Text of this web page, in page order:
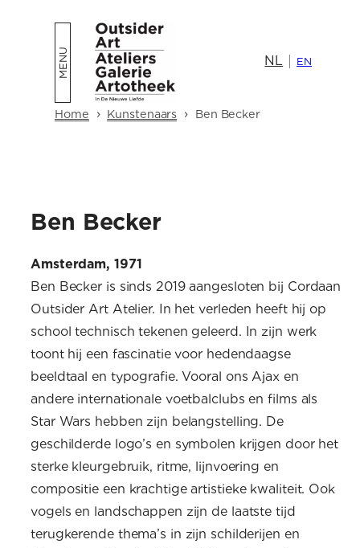
Home › Kunstenaars › Ben Becker
NL EN
Ben Becker
Amsterdam, 1971
Ben Becker is sinds 2019 aangesloten bij Cordaan
Outsider Art Atelier. In het verleden heeft hij op
school technisch tekenen geleerd. In zijn werk
toont hij een fascinatie voor hedendaagse
beeldtaal en typografie. Vooral ons Ajax en
andere internationale voetbalclubs en films als
Star Wars hebben zijn belangstelling. De
geschilderde logo’s en symbolen krijgen door het
sterke kleurgebruik, ritme, lijnvoering en
compositie een krachtige artistieke kwaliteit. Ook
vogels en landschappen zijn de laatste tijd
terugkerende thema’s in zijn schilderijen en